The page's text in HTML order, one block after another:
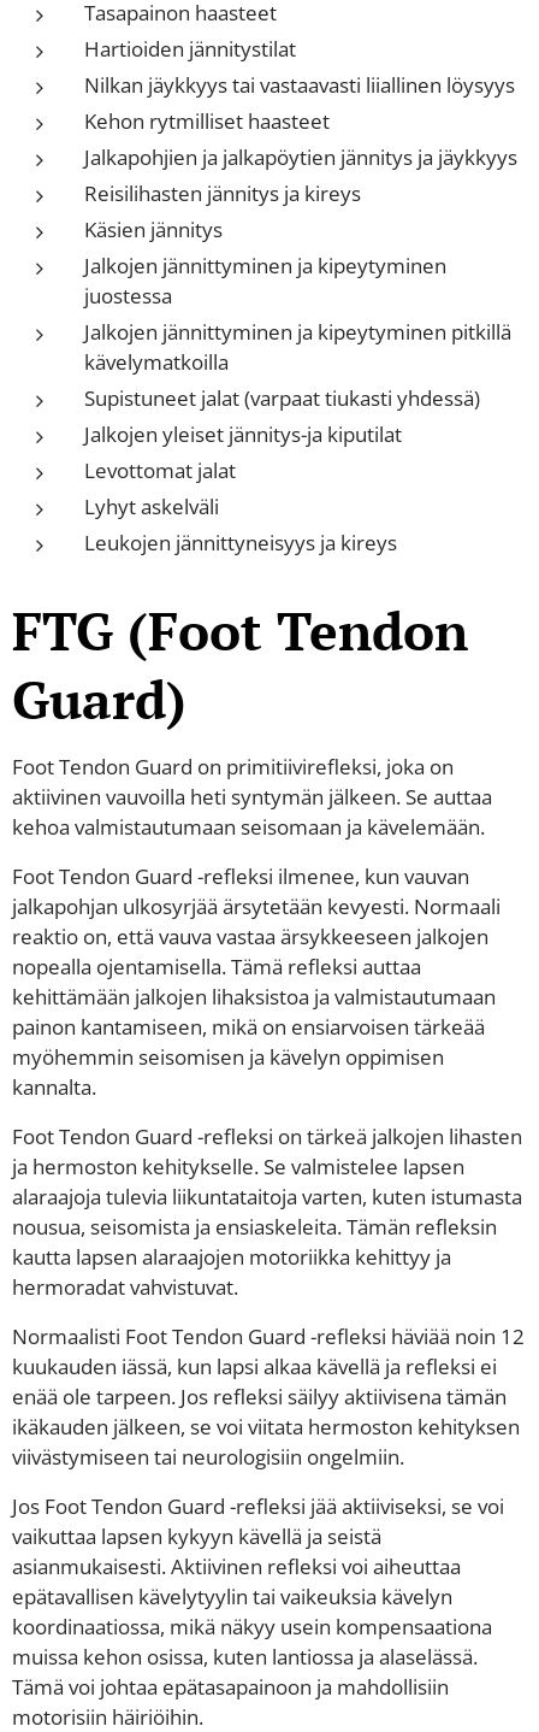
Tasapainon haasteet
Hartioiden jännitystilat
Nilkan jäykkyys tai vastaavasti liiallinen löysyys
Kehon rytmilliset haasteet
Jalkapohjien ja jalkapöytien jännitys ja jäykkyys
Reisilihasten jännitys ja kireys
Käsien jännitys
Jalkojen jännittyminen ja kipeytyminen
juostessa
Jalkojen jännittyminen ja kipeytyminen pitkillä
kävelymatkoilla
Supistuneet jalat (varpaat tiukasti yhdessä)
Jalkojen yleiset jännitys-ja kiputilat
Levottomat jalat
Lyhyt askelväli
Leukojen jännittyneisyys ja kireys
FTG (Foot Tendon
Guard)
Foot Tendon Guard on primitiivirefleksi, joka on
aktiivinen vauvoilla heti syntymän jälkeen. Se auttaa
kehoa valmistautumaan seisomaan ja kävelemään.
Foot Tendon Guard -refleksi ilmenee, kun vauvan
jalkapohjan ulkosyrjää ärsytetään kevyesti. Normaali
reaktio on, että vauva vastaa ärsykkeeseen jalkojen
nopealla ojentamisella. Tämä refleksi auttaa
kehittämään jalkojen lihaksistoa ja valmistautumaan
painon kantamiseen, mikä on ensiarvoisen tärkeää
myöhemmin seisomisen ja kävelyn oppimisen
kannalta.
Foot Tendon Guard -refleksi on tärkeä jalkojen lihasten
ja hermoston kehitykselle. Se valmistelee lapsen
alaraajoja tulevia liikuntataitoja varten, kuten istumasta
nousua, seisomista ja ensiaskeleita. Tämän refleksin
kautta lapsen alaraajojen motoriikka kehittyy ja
hermoradat vahvistuvat.
Normaalisti Foot Tendon Guard -refleksi häviää noin 12
kuukauden iässä, kun lapsi alkaa kävellä ja refleksi ei
enää ole tarpeen. Jos refleksi säilyy aktiivisena tämän
ikäkauden jälkeen, se voi viitata hermoston kehityksen
viivästymiseen tai neurologisiin ongelmiin.
Jos Foot Tendon Guard -refleksi jää aktiiviseksi, se voi
vaikuttaa lapsen kykyyn kävellä ja seistä
asianmukaisesti. Aktiivinen refleksi voi aiheuttaa
epätavallisen kävelytyylin tai vaikeuksia kävelyn
koordinaatiossa, mikä näkyy usein kompensaationa
muissa kehon osissa, kuten lantiossa ja alaselässä.
Tämä voi johtaa epätasapainoon ja mahdollisiin
motorisiin häiriöihin.